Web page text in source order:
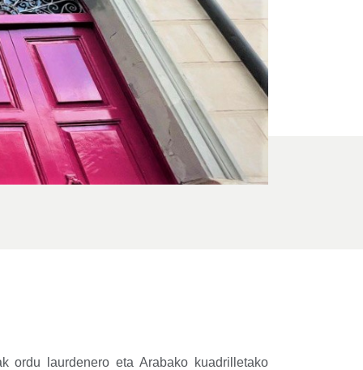
ordu laurdenero eta Arabako kuadrilletako